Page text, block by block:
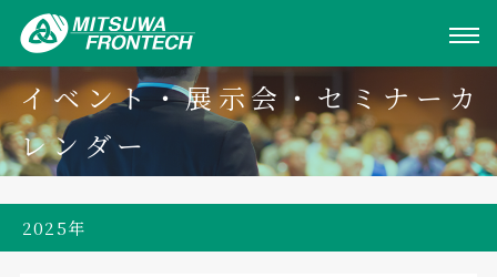
イベント・展示会・セミナーカ
レンダー
2025年